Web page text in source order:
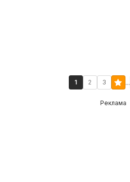
1 2 3 ...
Реклама